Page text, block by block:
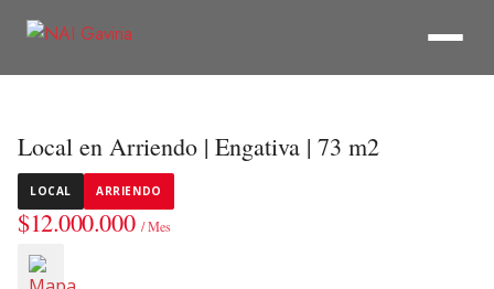
Local en Arriendo | Engativa | 73 m2
LOCAL ARRIENDO
$12.000.000 / Mes